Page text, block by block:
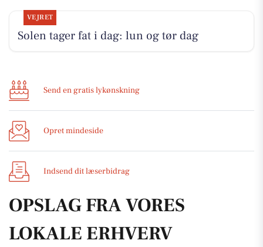
VEJRET
Solen tager fat i dag: lun og tør dag
Send en gratis lykønskning
Opret mindeside
Indsend dit læserbidrag
OPSLAG FRA VORES
LOKALE ERHVERV